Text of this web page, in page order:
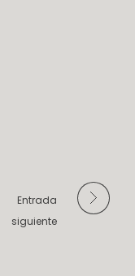
Entrada
siguiente